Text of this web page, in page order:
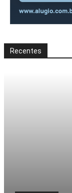
Recentes